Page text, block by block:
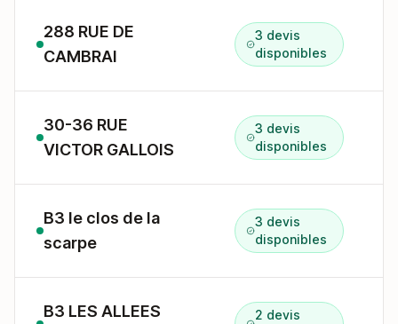
288 RUE DE
CAMBRAI
3 devis
disponibles
30-36 RUE
VICTOR GALLOIS
3 devis
disponibles
B3 le clos de la
scarpe
3 devis
disponibles
B3 LES ALLEES
2 devis